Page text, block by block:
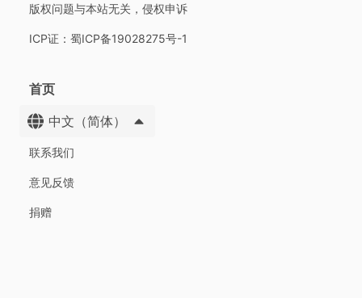
版权问题与本站无关，侵权申诉
ICP证：蜀ICP备19028275号-1
首页
中文（简体）
联系我们
意见反馈
捐赠